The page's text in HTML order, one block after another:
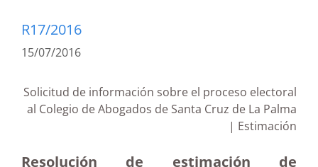
R17/2016
15/07/2016
Solicitud de información sobre el proceso electoral
al Colegio de Abogados de Santa Cruz de La Palma
| Estimación
Resolución de estimación de